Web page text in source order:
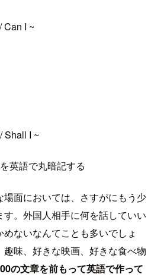
I ~
Shall I ~
英語で丸暗記する
面においては、さすがにもう少
。外国人相手に何を話していい
ないなんてことも多いでしょ
味、好きな映画、好きな食べ物
の文章を前もって英語で作って